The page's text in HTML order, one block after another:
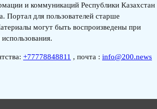
и коммуникаций Республики Казахстан
Портал для пользователей старше
могут быть воспроизведены при
+77778848811 , почта : info@200.news